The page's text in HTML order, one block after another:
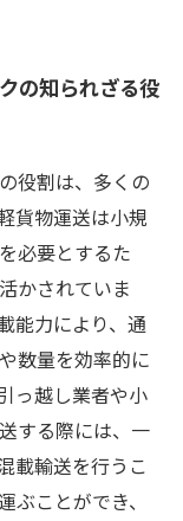
ック選びのポ
物トラックの
の知られざる役
役割は、多くの
貨物運送は小規
必要とするた
かされていま
能力により、通
数量を効率的に
っ越し業者や小
する際には、一
載輸送を行うこ
ぶことができ、